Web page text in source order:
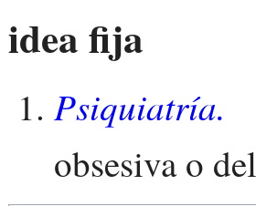
idea fija
Psiquiatría.
obsesiva o